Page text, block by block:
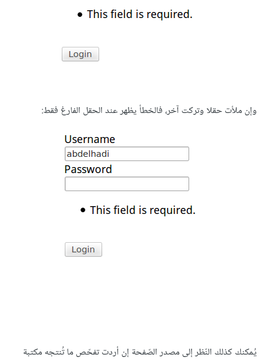
وإن ملأت حقلا وتركت آخر، فالخطأ يظهر عند الحقل الفارغ فقط:
يُمكنك كذلك النّظر إلى مصدر الصّفحة إن أردت تفحّص ما تُنتجه مكتبة